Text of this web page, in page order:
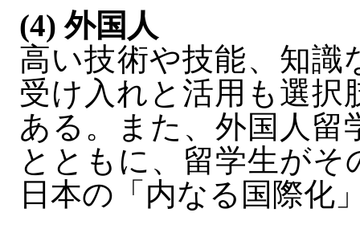
(4) 外国人
高い技術や技能、知識
受け入れと活用も選
ある。また、外国人
とともに、留学生が
日本の「内なる国際化